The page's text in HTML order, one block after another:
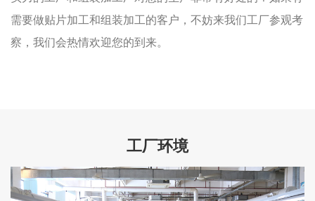
需要做贴片加工和组装加工的客户，不妨来我们工厂参观考
察，我们会热情欢迎您的到来。
工厂环境